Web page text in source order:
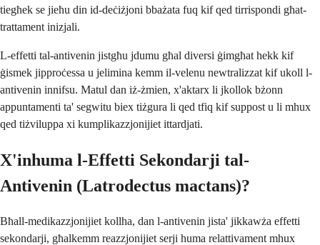
tiegħek se jieħu din id-deċiżjoni bbażata fuq kif qed tirrispondi għat-
trattament inizjali.
L-effetti tal-antivenin jistgħu jdumu għal diversi ġimgħat hekk kif
ġismek jipproċessa u jelimina kemm il-velenu newtralizzat kif ukoll l-
antivenin innifsu. Matul dan iż-żmien, x'aktarx li jkollok bżonn
appuntamenti ta' segwitu biex tiżgura li qed tfiq kif suppost u li mhux
qed tiżviluppa xi kumplikazzjonijiet ittardjati.
X'inhuma l-Effetti Sekondarji tal-
Antivenin (Latrodectus mactans)?
Bħall-medikazzjonijiet kollha, dan l-antivenin jista' jikkawża effetti
sekondarji, għalkemm reazzjonijiet serji huma relattivament mhux